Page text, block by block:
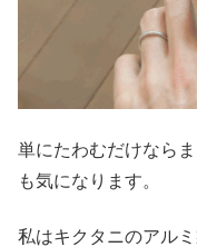
単にたわむだけなら
も気になります。
私はキクタニのアル